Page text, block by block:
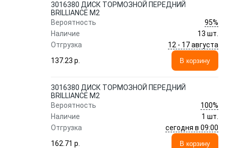
3016380 ДИСК ТОРМОЗНОЙ ПЕРЕДНИЙ
BRILLIANCE M2
Вероятность
95%
Наличие
13 шт.
Отгрузка
12 - 17 августа
137.23 p.
В корзину
3016380 ДИСК ТОРМОЗНОЙ ПЕРЕДНИЙ
BRILLIANCE M2
Вероятность
100%
Наличие
1 шт.
Отгрузка
сегодня в 09:00
162.71 p.
В корзину